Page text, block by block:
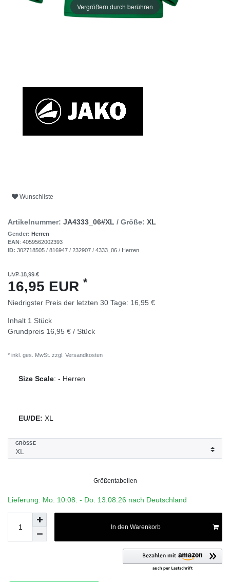
Vergrößern durch berühren
Wunschliste
Artikelnummer: JA4333_06#XL / Größe: XL
Gender: Herren
EAN: 4059562002393
ID: 302718505 / 816947 / 232907 / 4333_06 / Herren
UVP 18,99 €
16,95 EUR *
Niedrigster Preis der letzten 30 Tage: 16,95 €
Inhalt 1 Stück
Grundpreis 16,95 € / Stück
* inkl. ges. MwSt. zzgl. Versandkosten
Size Scale: - Herren
EU/DE: XL
GRÖSSE
Größentabellen
Lieferung: Mo. 10.08. - Do. 13.08.26 nach Deutschland
In den Warenkorb